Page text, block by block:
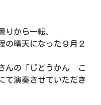
りから一転、
の晴天になった９月２
んの「じどうかん　こ
て演奏させていただき